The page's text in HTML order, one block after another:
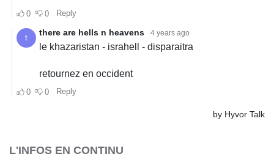
L'INFOS EN CONTINU